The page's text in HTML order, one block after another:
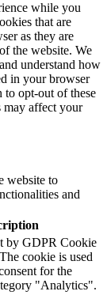
while you
that are
as they are
the website. We
understand how
in your browser
to opt-out of these
may affect your
website to
and
by GDPR Cookie
cookie is used
for the
"Analytics".